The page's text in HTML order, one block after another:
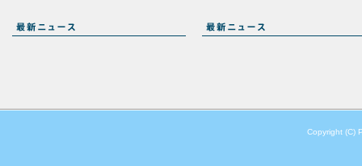
Copyright (C)